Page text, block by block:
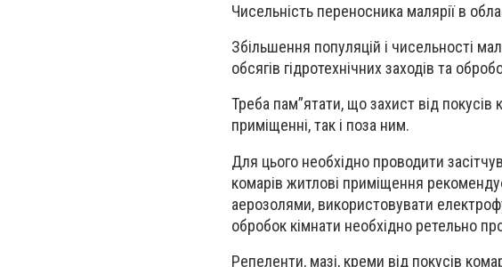
Чисельність переносника малярії в
Збільшення популяцій і чисельності
обсягів гідротехнічних заходів та
Треба пам”ятати, що захист від
приміщенні, так і поза ним.
Для цього необхідно проводити
комарів житлові приміщення
аерозолями, використовувати
обробок кімнати необхідно ретельно
Репеленти, мазі, креми від покусів